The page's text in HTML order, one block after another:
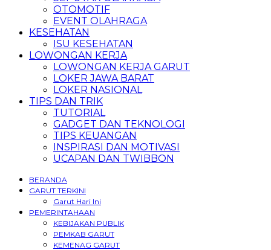
OTOMOTIF
EVENT OLAHRAGA
KESEHATAN
ISU KESEHATAN
LOWONGAN KERJA
LOWONGAN KERJA GARUT
LOKER JAWA BARAT
LOKER NASIONAL
TIPS DAN TRIK
TUTORIAL
GADGET DAN TEKNOLOGI
TIPS KEUANGAN
INSPIRASI DAN MOTIVASI
UCAPAN DAN TWIBBON
BERANDA
GARUT TERKINI
Garut Hari Ini
PEMERINTAHAAN
KEBIJAKAN PUBLIK
PEMKAB GARUT
KEMENAG GARUT